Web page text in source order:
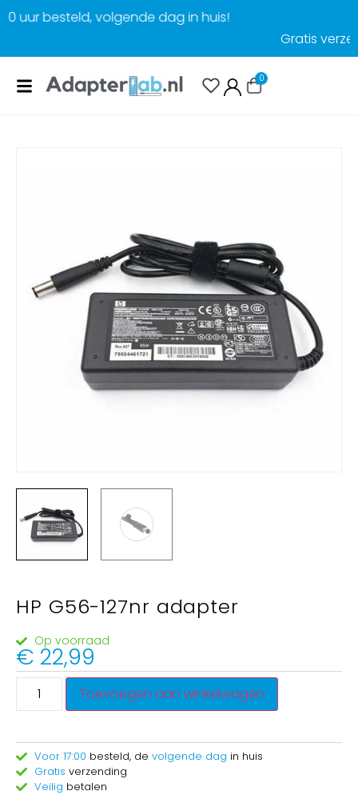
0
HP G56-127nr adapter
Op voorraad
€ 22,99
Toevoegen aan winkelwagen
Voor 17:00 besteld, de volgende dag in huis
Gratis verzending
Veilig betalen